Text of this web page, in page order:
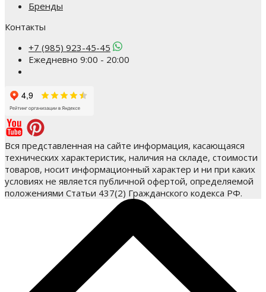
Бренды
Контакты
+7 (985) 923-45-45
Ежедневно 9:00 - 20:00
Вся представленная на сайте информация, касающаяся
технических характеристик, наличия на складе, стоимости
товаров, носит информационный характер и ни при каких
условиях не является публичной офертой, определяемой
положениями Статьи 437(2) Гражданского кодекса РФ.